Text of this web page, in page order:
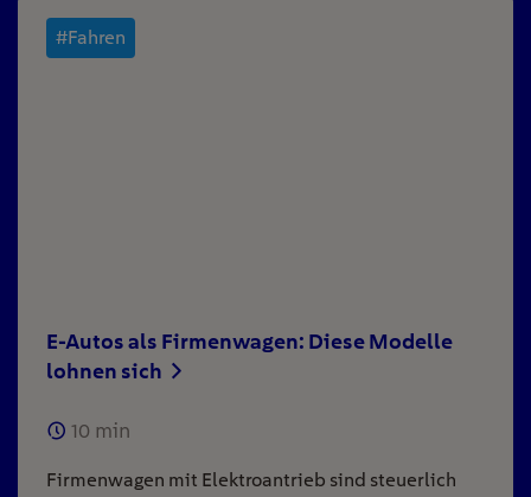
#Fahren
E-Autos als Firmenwagen: Diese Modelle
lohnen sich
10 min
Firmenwagen mit Elektroantrieb sind steuerlich